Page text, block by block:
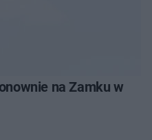
na Zamku w